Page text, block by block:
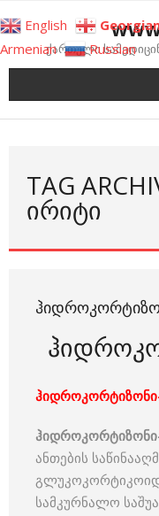
to
contentქართული
TAG
ᲘᲠᲘᲢᲘ
ანთების
სამკურნალო
English
Armenian
Russian